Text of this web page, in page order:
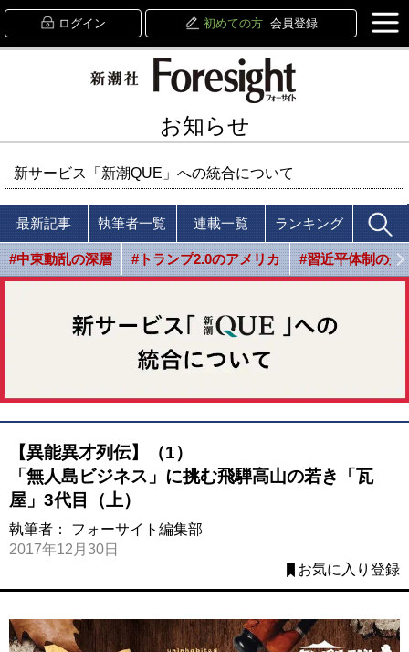
ログイン 初めての方 会員登録
お知らせ
新サービス「新潮QUE」への統合について
最新記事 執筆者一覧 連載一覧 ランキング
#中東動乱の深層 #トランプ2.0のアメリカ #習近平体制の光
【異能異才列伝】（1）
「無人島ビジネス」に挑む飛騨高山の若き「瓦
屋」3代目（上）
執筆者： フォーサイト編集部
2017年12月30日
お気に入り登録